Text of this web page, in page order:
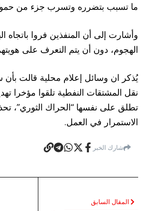
ما تسبب بتضرره وتسرب جزء من
وأشارت إلى أن المنفذين فروا باتجاه
الهجوم، دون أن يتم التعرف على
يُذكر ان وسائل إعلام محلية قالت
نقل المشتقات النفطية تلقوا مؤخرا
تطلق على نفسها “الحراك الثوري”،
الاستمرار في العمل.
شارك الخبر
المقال السابق